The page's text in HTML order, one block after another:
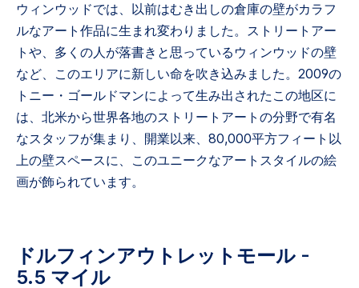
ウィンウッドでは、以前はむき出しの倉庫の壁がカラフ
ルなアート作品に生まれ変わりました。ストリートアー
トや、多くの人が落書きと思っているウィンウッドの壁
など、このエリアに新しい命を吹き込みました。2009の
トニー・ゴールドマンによって生み出されたこの地区に
は、北米から世界各地のストリートアートの分野で有名
なスタッフが集まり、開業以来、80,000平方フィート以
上の壁スペースに、このユニークなアートスタイルの絵
画が飾られています。
ドルフィンアウトレットモール -
5.5 マイル